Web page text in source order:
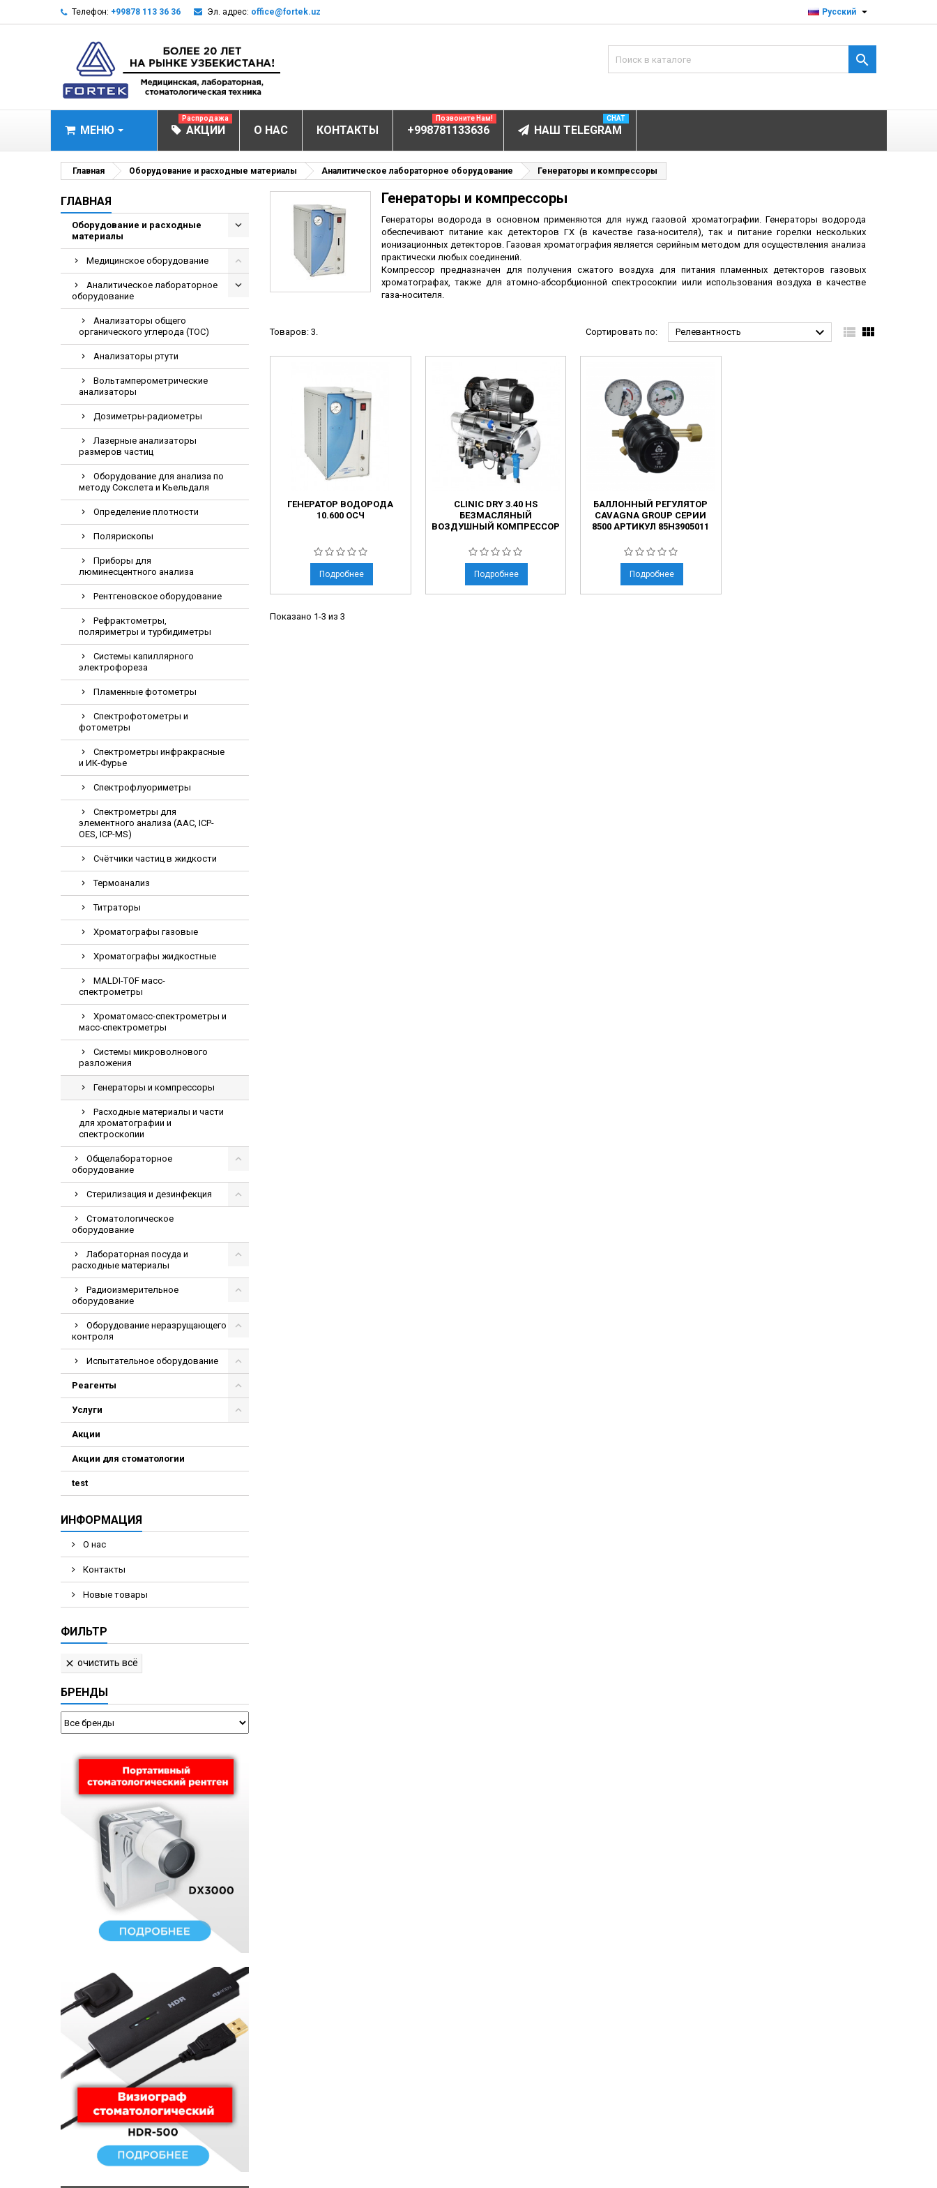
Телефон: +99878 113 36 36 Эл. адрес: office@fortek.uz Русский 

МЕНЮ
МЕДИЦИНСКОЕ ОБОРУДОВАНИЕ
Анализаторы газов и электролитов
Анализатор иммунофлюоресцентный
Анализаторы иммунохемилюминесцентные (ИХЛА)
Анализаторы мочи
Биохимические анализаторы
Гематологические анализаторы
Инкубаторы для новорожденных
ИФА-анализаторы и вошеры
Коагулометрия
Мониторы пациента
ПЦР анализаторы
Рентгеновское оборудование и маммографы
Тракционные кровати
Электрокардиографы
Электроэнцефалографы
АКЦИИ
Распродажа
О НАС КОНТАКТЫ +998781133636
Позвоните Нам!
НАШ TELEGRAM
CHAT
Главная Оборудование и расходные материалы Аналитическое лабораторное оборудование Генераторы и компрессоры
ГЛАВНАЯ
Оборудование и расходные
материалы
Медицинское оборудование
Аналитическое лабораторное
оборудование
Анализаторы общего
органического углерода (TOC)
Анализаторы ртути
Вольтамперометрические
анализаторы
Дозиметры-радиометры
Лазерные анализаторы
размеров частиц
Оборудование для анализа по
методу Сокслета и Кьельдаля
Определение плотности
Полярископы
Приборы для
люминесцентного анализа
Рентгеновское оборудование
Рефрактометры,
поляриметры и турбидиметры
Системы капиллярного
электрофореза
Пламенные фотометры
Спектрофотометры и
фотометры
Спектрометры инфракрасные
и ИК-Фурье
Спектрофлуориметры
Спектрометры для
элементного анализа (AAC, ICP-
OES, ICP-MS)
Счётчики частиц в жидкости
Термоанализ
Титраторы
Хроматографы газовые
Хроматографы жидкостные
MALDI-TOF масс-
спектрометры
Хроматомасс-спектрометры и
масс-спектрометры
Системы микроволнового
разложения
Генераторы и компрессоры
Расходные материалы и части
для хроматографии и
спектроскопии
Общелабораторное
оборудование
Стерилизация и дезинфекция
Стоматологическое
оборудование
Лабораторная посуда и
расходные материалы
Радиоизмерительное
оборудование
Оборудование неразрущающего
контроля
Испытательное оборудование
Реагенты
Услуги
Акции
Акции для стоматологии
test
ИНФОРМАЦИЯ
О нас
Контакты
Новые товары
ФИЛЬТР
 очистить всё
БРЕНДЫ
Генераторы и компрессоры
Генераторы водорода в основном применяются для нужд газовой хроматографии. Генераторы водорода
обеспечивают питание как детекторов ГХ (в качестве газа-носителя), так и питание горелки нескольких
ионизационных детекторов. Газовая хроматография является серийным методом для осуществления анализа
практически любых соединений.
Компрессор предназначен для получения сжатого воздуха для питания пламенных детекторов газовых
хроматографах, также для атомно-абсорбционной спектросокпии иили использования воздуха в качестве
газа-носителя.
Товаров: 3. Сортировать по: Релевантность   
ГЕНЕРАТОР ВОДОРОДА
10.600 ОСЧ
Подробнее
CLINIC DRY 3.40 HS
БЕЗМАСЛЯНЫЙ
ВОЗДУШНЫЙ КОМПРЕССОР
Подробнее
БАЛЛОННЫЙ РЕГУЛЯТОР
CAVAGNA GROUP СЕРИИ
8500 АРТИКУЛ 85Н3905011
Подробнее
Показано 1-3 из 3